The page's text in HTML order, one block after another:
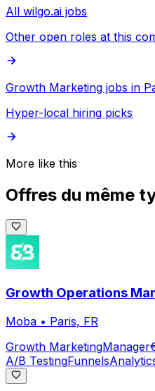
All wilgo.ai jobs
Other open roles at this
Growth Marketing jobs in
Hyper-local hiring picks
More like this
Offres du même
Growth Operations
Moba • Paris, FR
Growth MarketingManager
A/B TestingFunnels